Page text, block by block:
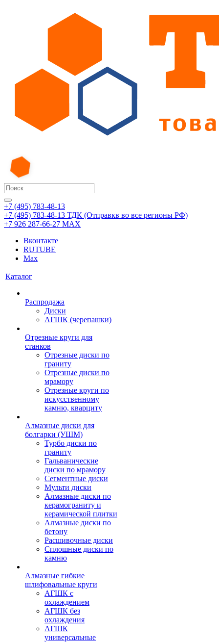
+7 (495) 783-48-13
+7 (495) 783-48-13 ТДК (Отправкв во все регионы РФ)
+7 926 287-66-27 МАХ
Вконтакте
RUTUBE
Max
Каталог
Распродажа
Диски
АГШК (черепашки)
Отрезные круги для
станков
Отрезные диски по
граниту
Отрезные диски по
мрамору
Отрезные круги по
искусственному
камню, кварциту
Алмазные диски для
болгарки (УШМ)
Турбо диски по
граниту
Гальванические
диски по мрамору
Сегментные диски
Мульти диски
Алмазные диски по
керамограниту и
керамической плитки
Алмазные диски по
бетону
Расшивочные диски
Сплошные диски по
камню
Алмазные гибкие
шлифовальные круги
АГШК с
охлаждением
АГШК без
охлаждения
АГШК
универсальные